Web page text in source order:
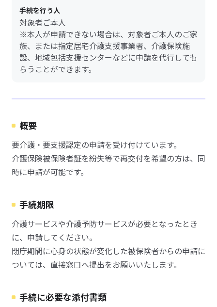
手続を行う人
対象者ご本人
※本人が申請できない場合は、対象者ご本人のご家
族、または指定居宅介護支援事業者、介護保険施
設、地域包括支援センターなどに申請を代行しても
らうことができます。
概要
要介護・要支援認定の申請を受け付けています。
介護保険被保険者証を紛失等で再交付を希望の方は、同
時に申請が可能です。
手続期限
介護サービスや介護予防サービスが必要となったとき
に、申請してください。
閉庁期間に心身の状態が変化した被保険者からの申請に
ついては、直接窓口へ提出をお願いいたします。
手続に必要な添付書類